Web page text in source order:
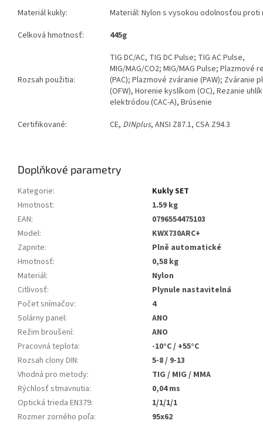
Materiál kukly:
Materiál: Nylon s vysokou odolnosťou proti
Celková hmotnosť:
445g
Rozsah použitia:
TIG DC/AC, TIG DC Pulse; TIG AC Pulse,
MIG/MAG/CO2; MIG/MAG Pulse; Plazmové
(PAC); Plazmové zváranie (PAW); Zváranie
(OFW), Horenie kyslíkom (OC), Rezanie
elektródou (CAC-A), Brúsenie
Certifikované:
CE, DINplus, ANSI Z87.1, CSA Z94.3
Doplňkové parametry
Kategorie:
Kukly SET
Hmotnost:
1.59 kg
EAN:
0796554475103
Model:
KWX730ARC+
Zapnite:
Plně automatické
Hmotnosť:
0,58 kg
Materiál:
Nylon
Citlivosť:
Plynule nastavitelná
Počet snímačov:
4
Solárny panel:
ANO
Režim broušení:
ANO
Pracovná teplota:
-10°C / +55°C
Rozsah clony DIN:
5-8 / 9-13
Vhodná pro metody:
TIG / MIG / MMA
Rýchlosť stmavnutia:
0,04 ms
Optická trieda EN379:
1/1/1/1
Rozmer zorného poľa:
95x62